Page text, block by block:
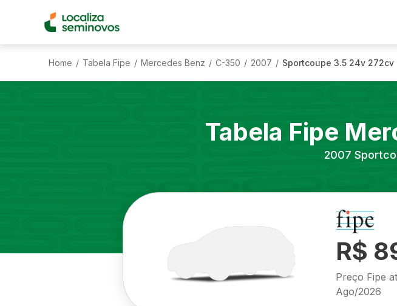
Home / Tabela Fipe / Mercedes Benz / C-350 / 2007 / Sportcoupe 3.5 24v 272cv
Tabela Fipe
2007
R$
Preço Fipe
Ago/2026